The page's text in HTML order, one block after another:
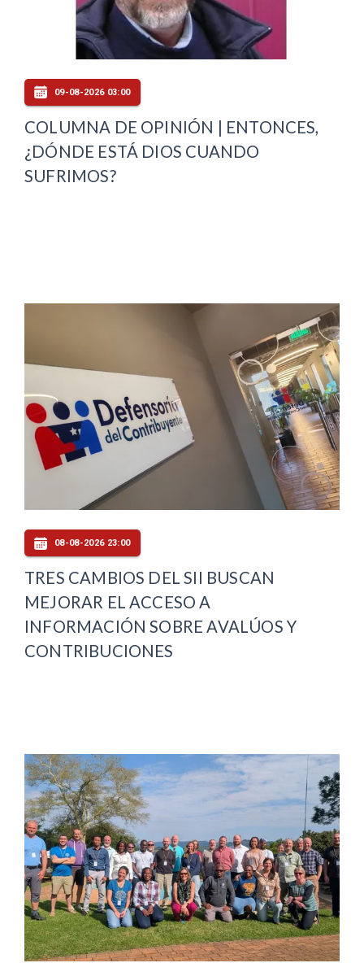
09-08-2026 03:00
COLUMNA DE OPINIÓN | ENTONCES,
¿DÓNDE ESTÁ DIOS CUANDO
SUFRIMOS?
08-08-2026 23:00
TRES CAMBIOS DEL SII BUSCAN
MEJORAR EL ACCESO A
INFORMACIÓN SOBRE AVALÚOS Y
CONTRIBUCIONES